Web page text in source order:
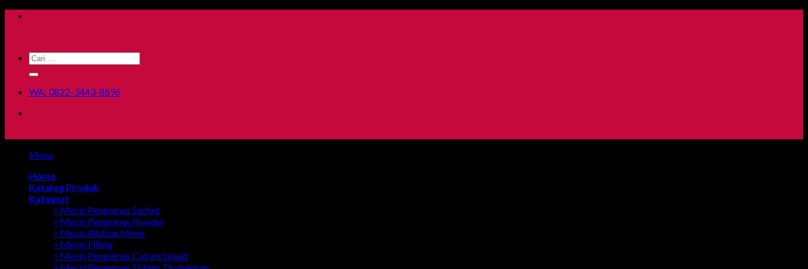
Skip
Search
for:
WA: 0822-3443-8696
Menu
Home
Katalog Produk
Kategori
> Mesin Pengemas Sachet
> Mesin Pengemas Powder
> Mesin Ribbon Mixer
> Mesin Filling
> Mesin Pengemas Cairan/Liquid